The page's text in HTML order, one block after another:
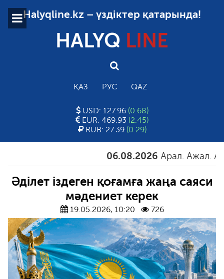
Halyqline.kz – үздіктер қатарында!
HALYQ LINE
ҚАЗ РУС QAZ
USD: 127.96 (0.68)
EUR: 469.93 (2.45)
RUB: 27.39 (0.29)
06.08.2026 Арал. Ажал. Айғақ
Әділет іздеген қоғамға жаңа саяси
мәдениет керек
19.05.2026, 10:20 726